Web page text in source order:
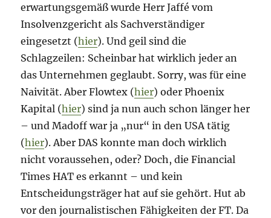
erwartungsgemäß wurde Herr Jaffé vom
Insolvenzgericht als Sachverständiger
eingesetzt (hier). Und geil sind die
Schlagzeilen: Scheinbar hat wirklich jeder an
das Unternehmen geglaubt. Sorry, was für eine
Naivität. Aber Flowtex (hier) oder Phoenix
Kapital (hier) sind ja nun auch schon länger her
– und Madoff war ja „nur“ in den USA tätig
(hier). Aber DAS konnte man doch wirklich
nicht voraussehen, oder? Doch, die Financial
Times HAT es erkannt – und kein
Entscheidungsträger hat auf sie gehört. Hut ab
vor den journalistischen Fähigkeiten der FT. Da